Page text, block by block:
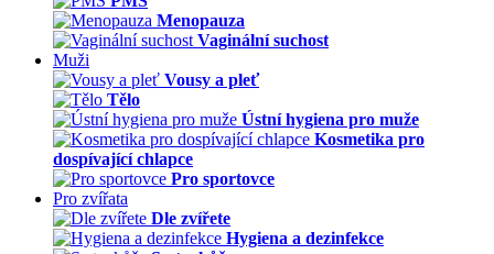
Menopauza
Vaginální suchost
Muži
Vousy a pleť
Tělo
Ústní hygiena pro muže
Kosmetika pro
dospívající chlapce
Pro sportovce
Pro zvířata
Dle zvířete
Hygiena a dezinfekce